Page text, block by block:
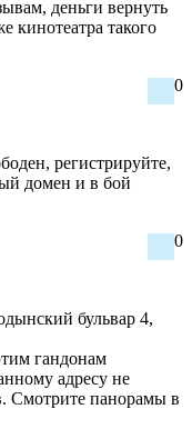
деньги вернуть
кинотеатра такого
0
регистрируйте,
домен и в бой
0
бульвар 4,
гандонам
адресу не
Смотрите панорамы в